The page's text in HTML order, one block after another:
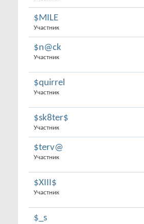
$MILE
Участник
$n@ck
Участник
$quirrel
Участник
$sk8ter$
Участник
$terv@
Участник
$XIII$
Участник
$_s